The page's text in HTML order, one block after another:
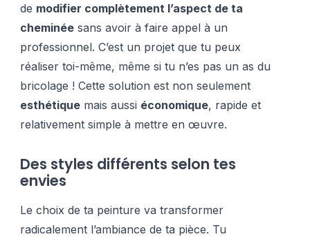
de modifier complètement l’aspect de ta
cheminée sans avoir à faire appel à un
professionnel. C’est un projet que tu peux
réaliser toi-même, même si tu n’es pas un as du
bricolage ! Cette solution est non seulement
esthétique mais aussi économique, rapide et
relativement simple à mettre en œuvre.
Des styles différents selon tes
envies
Le choix de ta peinture va transformer
radicalement l’ambiance de ta pièce. Tu